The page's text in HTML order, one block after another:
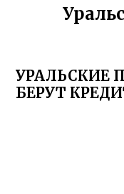
УРАЛЬСКИЕ
БЕРУТ